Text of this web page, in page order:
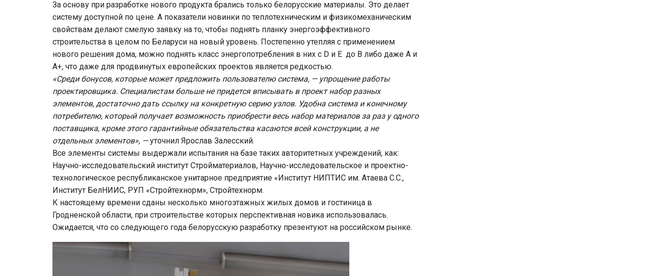
За основу при разработке нового продукта брались только белорусские материалы. Это делает
систему доступной по цене. А показатели новинки по теплотехническим и физикомеханическим
свойствам делают смелую заявку на то, чтобы поднять планку энергоэффективного
строительства в целом по Беларуси на новый уровень. Постепенно утепляя с применением
нового решения дома, можно поднять класс энергопотребления в них с D и E до B либо даже A и
A+, что даже для продвинутых европейских проектов является редкостью.
«Среди бонусов, которые может предложить пользователю система, — упрощение работы
проектировщика. Специалистам больше не придется вписывать в проект набор разных
элементов, достаточно дать ссылку на конкретную серию узлов. Удобна система и конечному
потребителю, который получает возможность приобрести весь набор материалов за раз у одного
поставщика, кроме этого гарантийные обязательства касаются всей конструкции, а не
отдельных элементов», —уточнил Ярослав Залесский.
Все элементы системы выдержали испытания на базе таких авторитетных учреждений, как:
Научно-исследовательский институт Стройматериалов, Научно-исследовательское и проектно-
технологическое республиканское унитарное предприятие «Институт НИПТИС им. Атаева С.С.,
Институт БелНИИС, РУП «Стройтехнорм», Стройтехнорм.
К настоящему времени сданы несколько многоэтажных жилых домов и гостиница в
Гродненской области, при строительстве которых перспективная новика использовалась.
Ожидается, что со следующего года белорусскую разработку презентуют на российском рынке.